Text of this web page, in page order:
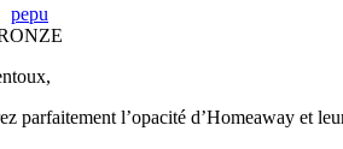
pepu
parfaitement l’opacité d’Homeaway et